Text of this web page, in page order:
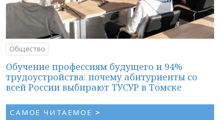
Общество
Обучение профессиям будущего и 94%
трудоустройства: почему абитуриенты со
всей России выбирают ТУСУР в Томске
САМОЕ ЧИТАЕМОЕ >